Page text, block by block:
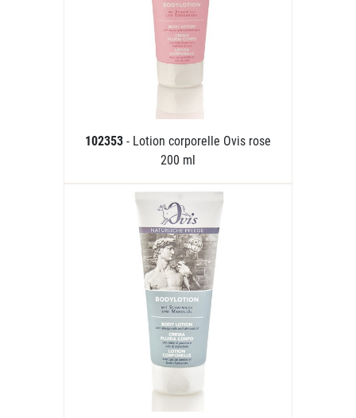
102353 - Lotion corporelle Ovis rose
200 ml